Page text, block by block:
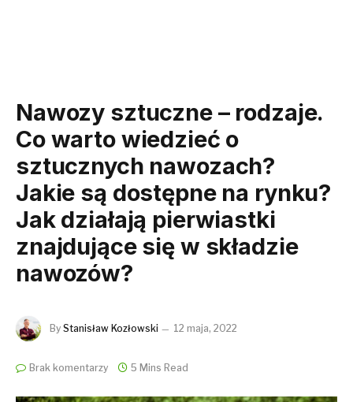
Nawozy sztuczne – rodzaje.
Co warto wiedzieć o
sztucznych nawozach?
Jakie są dostępne na rynku?
Jak działają pierwiastki
znajdujące się w składzie
nawozów?
By Stanisław Kozłowski 12 maja, 2022
Brak komentarzy 5 Mins Read